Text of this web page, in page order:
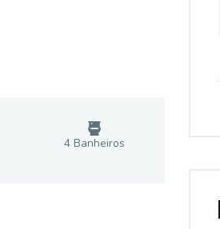
4 Banheiros